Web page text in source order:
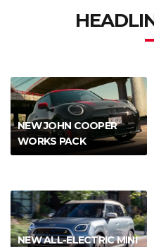
NEW JOHN COOPER
WORKS PACK
NEW ALL-ELECTRIC MINI